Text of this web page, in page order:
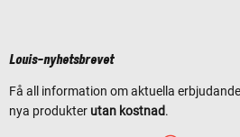
Louis-nyhetsbrevet
Få all information om aktuella
nya produkter utan kostnad.